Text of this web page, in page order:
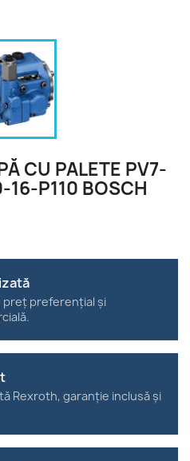
CU PALETE PV7-
P110 BOSCH
preț preferențial și
Rexroth, garanție inclusă și